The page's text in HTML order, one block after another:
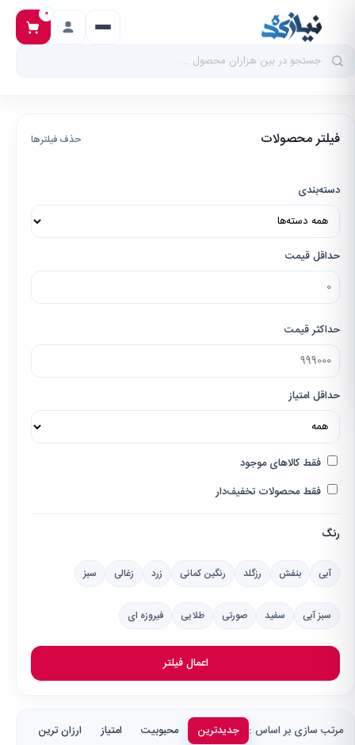
۰
فیلتر محصولات حذف فیلترها
دسته‌بندی
حداقل قیمت
حداکثر قیمت
حداقل امتیاز
فقط کالاهای موجود
فقط محصولات تخفیف‌دار
رنگ
آبی بنفش رزگلد رنگین کمانی زرد زغالی سبز
سبز آبی سفید صورتی طلایی فیروزه ای
اعمال فیلتر
مرتب سازی بر اساس : جدیدترین محبوبیت امتیاز ارزان ترین